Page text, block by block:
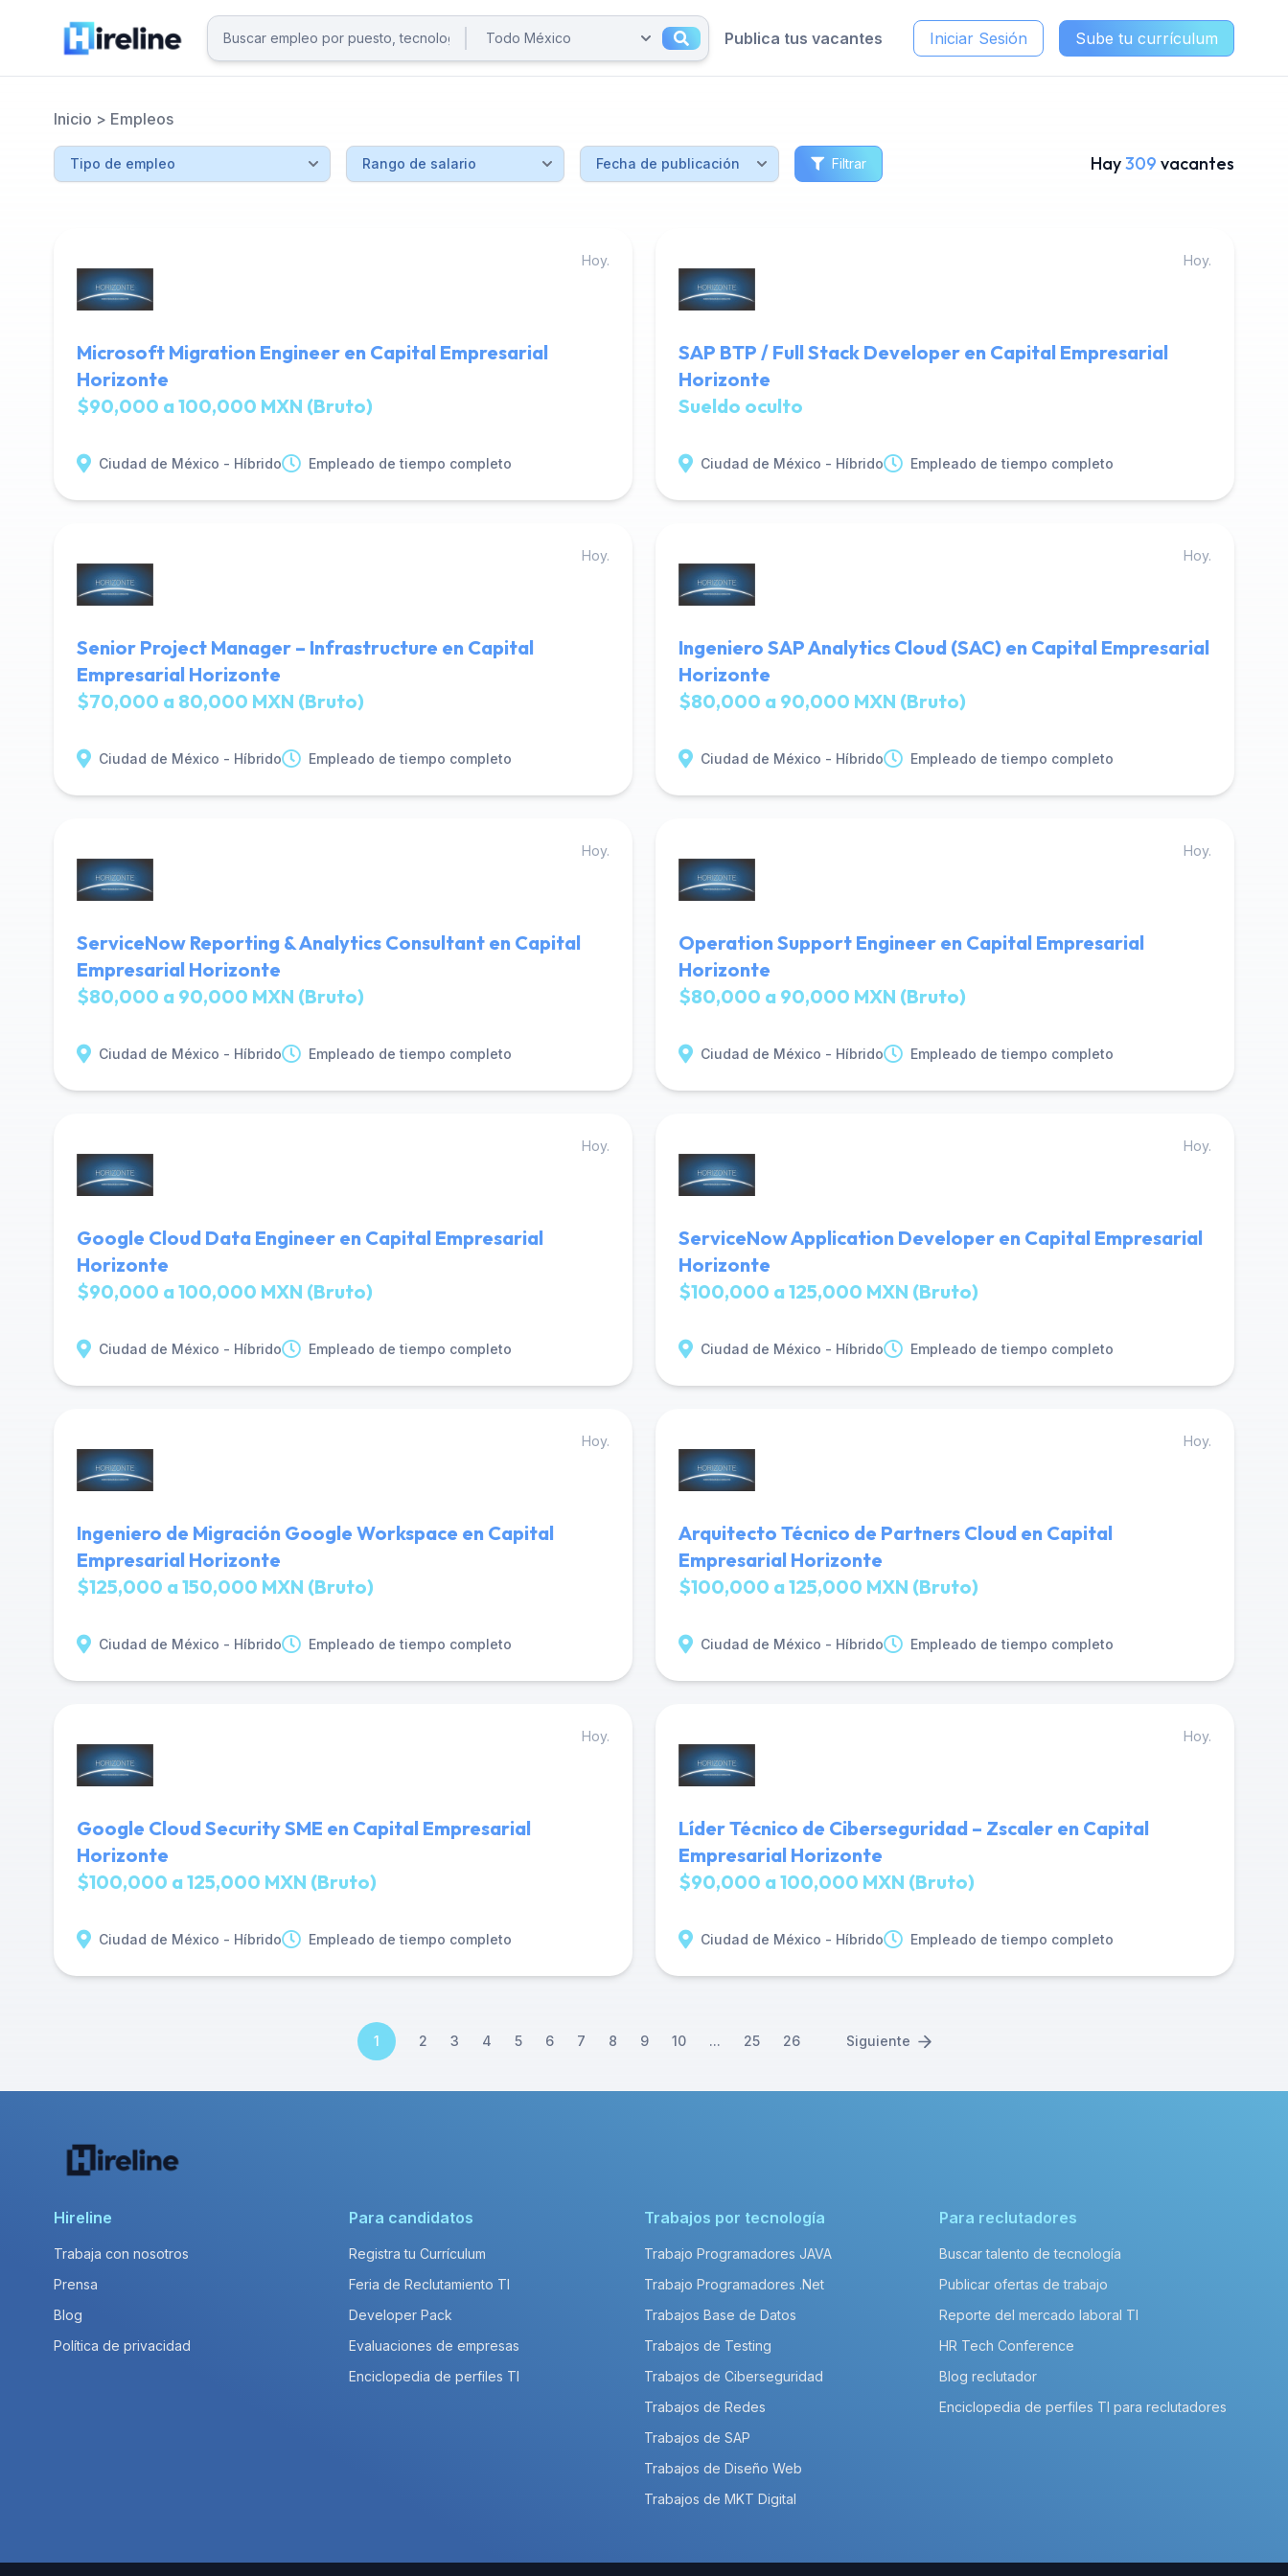
Publica tus vacantes Iniciar Sesión Sube tu currículum
Inicio > Empleos
Filtrar Hay309 vacantes
Hoy.
Microsoft Migration Engineer en Capital Empresarial
Horizonte
$90,000 a 100,000 MXN (Bruto)
Ciudad de México - Híbrido Empleado de tiempo completo
Hoy.
SAP BTP / Full Stack Developer en Capital Empresarial
Horizonte
Sueldo oculto
Ciudad de México - Híbrido Empleado de tiempo completo
Hoy.
Senior Project Manager – Infrastructure en Capital
Empresarial Horizonte
$70,000 a 80,000 MXN (Bruto)
Ciudad de México - Híbrido Empleado de tiempo completo
Hoy.
Ingeniero SAP Analytics Cloud (SAC) en Capital Empresarial
Horizonte
$80,000 a 90,000 MXN (Bruto)
Ciudad de México - Híbrido Empleado de tiempo completo
Hoy.
ServiceNow Reporting & Analytics Consultant en Capital
Empresarial Horizonte
$80,000 a 90,000 MXN (Bruto)
Ciudad de México - Híbrido Empleado de tiempo completo
Hoy.
Operation Support Engineer en Capital Empresarial
Horizonte
$80,000 a 90,000 MXN (Bruto)
Ciudad de México - Híbrido Empleado de tiempo completo
Hoy.
Google Cloud Data Engineer en Capital Empresarial
Horizonte
$90,000 a 100,000 MXN (Bruto)
Ciudad de México - Híbrido Empleado de tiempo completo
Hoy.
ServiceNow Application Developer en Capital Empresarial
Horizonte
$100,000 a 125,000 MXN (Bruto)
Ciudad de México - Híbrido Empleado de tiempo completo
Hoy.
Ingeniero de Migración Google Workspace en Capital
Empresarial Horizonte
$125,000 a 150,000 MXN (Bruto)
Ciudad de México - Híbrido Empleado de tiempo completo
Hoy.
Arquitecto Técnico de Partners Cloud en Capital
Empresarial Horizonte
$100,000 a 125,000 MXN (Bruto)
Ciudad de México - Híbrido Empleado de tiempo completo
Hoy.
Google Cloud Security SME en Capital Empresarial
Horizonte
$100,000 a 125,000 MXN (Bruto)
Ciudad de México - Híbrido Empleado de tiempo completo
Hoy.
Líder Técnico de Ciberseguridad – Zscaler en Capital
Empresarial Horizonte
$90,000 a 100,000 MXN (Bruto)
Ciudad de México - Híbrido Empleado de tiempo completo
1 2 3 4 5 6 7 8 9 10 ... 25 26 Siguiente
Hireline
Trabaja con nosotros
Prensa
Blog
Política de privacidad
Para candidatos
Registra tu Currículum
Feria de Reclutamiento TI
Developer Pack
Evaluaciones de empresas
Enciclopedia de perfiles TI
Trabajos por tecnología
Trabajo Programadores JAVA
Trabajo Programadores .Net
Trabajos Base de Datos
Trabajos de Testing
Trabajos de Ciberseguridad
Trabajos de Redes
Trabajos de SAP
Trabajos de Diseño Web
Trabajos de MKT Digital
Para reclutadores
Buscar talento de tecnología
Publicar ofertas de trabajo
Reporte del mercado laboral TI
HR Tech Conference
Blog reclutador
Enciclopedia de perfiles TI para reclutadores